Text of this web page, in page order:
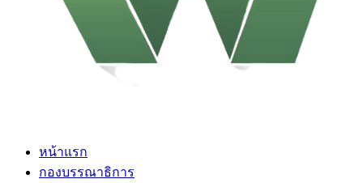
หน้าแรก
กองบรรณาธิการ